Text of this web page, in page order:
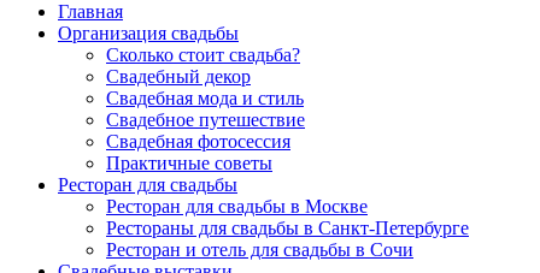
Главная
Организация свадьбы
Сколько стоит свадьба?
Свадебный декор
Свадебная мода и стиль
Свадебное путешествие
Свадебная фотосессия
Практичные советы
Ресторан для свадьбы
Ресторан для свадьбы в Москве
Рестораны для свадьбы в Санкт-Петербурге
Ресторан и отель для свадьбы в Сочи